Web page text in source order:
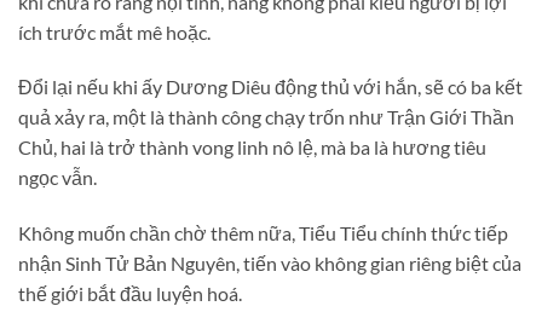
ích trước mắt mê hoặc.
Đổi lại nếu khi ấy Dương Diêu động thủ với hắn, sẽ có ba kết
quả xảy ra, một là thành công chạy trốn như Trận Giới Thần
Chủ, hai là trở thành vong linh nô lệ, mà ba là hương tiêu
ngọc vẫn.
Không muốn chần chờ thêm nữa, Tiểu Tiểu chính thức tiếp
nhận Sinh Tử Bản Nguyên, tiến vào không gian riêng biệt của
thế giới bắt đầu luyện hoá.